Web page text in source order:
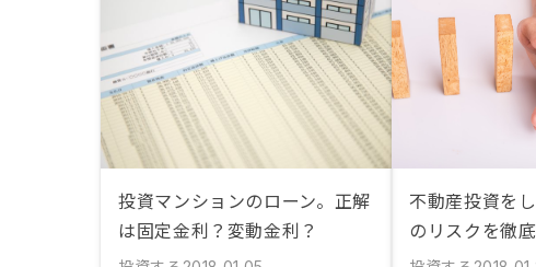
投資マンションのローン。正解
は固定金利？変動金利？
不動産投資を
のリスクを徹